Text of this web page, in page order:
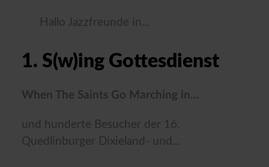
Hallo Jazzfreunde in...
1. S(w)ing Gottesdienst
When The Saints Go Marching in...
und hunderte Besucher der 16.
Quedlinburger Dixieland- und...